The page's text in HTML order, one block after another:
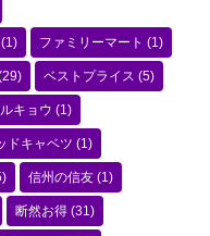
(1) ファミリーマート (1)
ベストプライス (5)
キョウ (1)
ドキャベツ (1)
信州の信友 (1)
断然お得 (31)